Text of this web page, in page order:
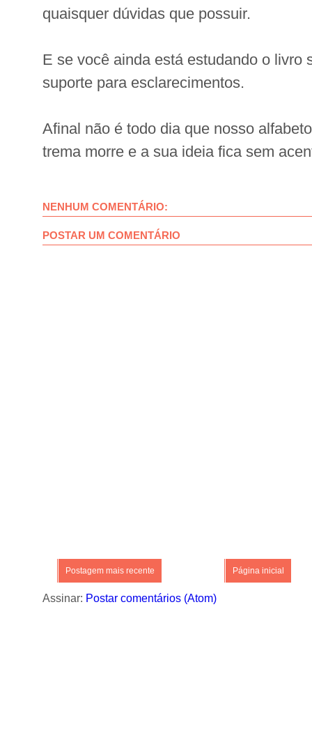
quaisquer dúvidas que possuir.
E se você ainda está estudando o livro
suporte para esclarecimentos.
Afinal não é todo dia que nosso
trema morre e a sua ideia fica sem
NENHUM COMENTÁRIO:
POSTAR UM COMENTÁRIO
Postagem mais recente Página inicial
Assinar: Postar comentários (Atom)